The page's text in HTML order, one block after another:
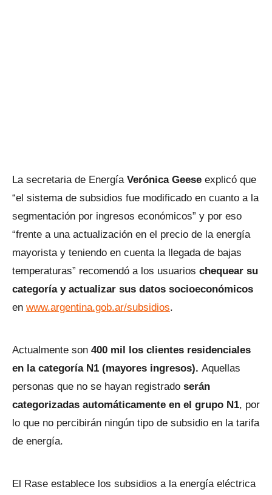
La secretaria de Energía Verónica Geese explicó que
“el sistema de subsidios fue modificado en cuanto a la
segmentación por ingresos económicos” y por eso
“frente a una actualización en el precio de la energía
mayorista y teniendo en cuenta la llegada de bajas
temperaturas” recomendó a los usuarios chequear su
categoría y actualizar sus datos socioeconómicos
en www.argentina.gob.ar/subsidios.
Actualmente son 400 mil los clientes residenciales
en la categoría N1 (mayores ingresos). Aquellas
personas que no se hayan registrado serán
categorizadas automáticamente en el grupo N1, por
lo que no percibirán ningún tipo de subsidio en la tarifa
de energía.
El Rase establece los subsidios a la energía eléctrica